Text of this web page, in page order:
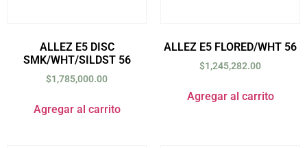
ALLEZ E5 DISC
SMK/WHT/SILDST 56
$1,785,000.00
Agregar al carrito
ALLEZ E5 FLORED/WHT 56
$1,245,282.00
Agregar al carrito